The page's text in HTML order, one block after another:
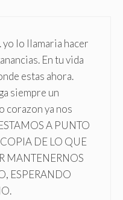
yo lo llamaria hacer
En tu vida
estas ahora.
siempre un
corazon ya nos
A PUNTO
DE LO QUE
MANTENERNOS
ESPERANDO